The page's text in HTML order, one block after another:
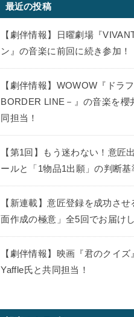
最近の投稿
【劇伴情報】日曜劇場『
ン』の音楽に前回に続き参加！
【劇伴情報】WOWOW『ドラ
BORDER LINE－』の音楽を櫻
同担当！
【第1回】もう迷わない！意匠
ールと「1物品1出願」の判断基
【新連載】意匠登録を成功させ
面作成の極意」全5回でお届け
【劇伴情報】映画『君のクイズ
Yaffle氏と共同担当！